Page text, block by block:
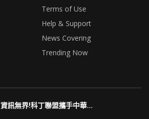
Terms of Use
Help & Support
News Covering
Trending Now
資訊無界!科丁聯盟攜手中華...